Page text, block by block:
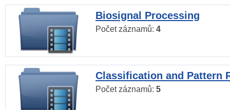
Biosignal Processing
Počet záznamů: 4
Classification and Pattern
Počet záznamů: 5